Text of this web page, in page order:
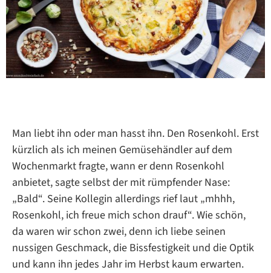
Man liebt ihn oder man hasst ihn. Den Rosenkohl. Erst
kürzlich als ich meinen Gemüsehändler auf dem
Wochenmarkt fragte, wann er denn Rosenkohl
anbietet, sagte selbst der mit rümpfender Nase:
„Bald“. Seine Kollegin allerdings rief laut „mhhh,
Rosenkohl, ich freue mich schon drauf“. Wie schön,
da waren wir schon zwei, denn ich liebe seinen
nussigen Geschmack, die Bissfestigkeit und die Optik
und kann ihn jedes Jahr im Herbst kaum erwarten.